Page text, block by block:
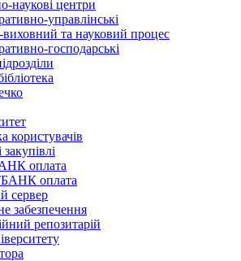
наукові центри
управлінські
виховний та науковий процес
господарські
користувачів
оплата
оплата
сервер
забезпечення
репозитарій